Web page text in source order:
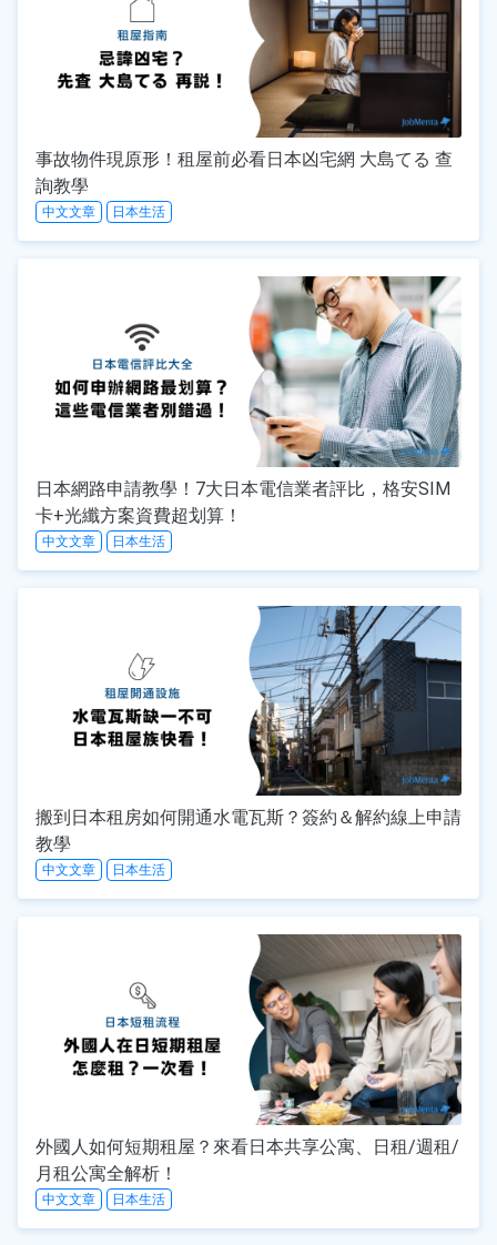
事故物件現原形！租屋前必看日本凶宅網 大島てる 查
詢教學
中文文章 日本生活
日本網路申請教學！7大日本電信業者評比，格安SIM
卡+光纖方案資費超划算！
中文文章 日本生活
搬到日本租房如何開通水電瓦斯？簽約＆解約線上申請
教學
中文文章 日本生活
外國人如何短期租屋？來看日本共享公寓、日租/週租/
月租公寓全解析！
中文文章 日本生活